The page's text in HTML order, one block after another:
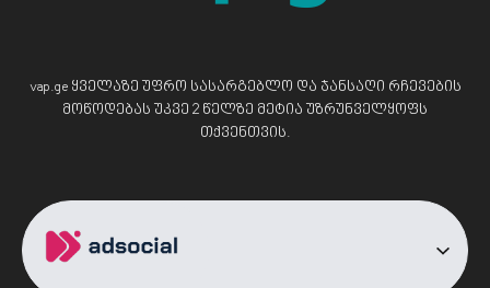
vap.ge ყველაზე უფრო სასარგებლო და ჯანსაღი რჩევების
მოწოდებას უკვე 2 წელზე მეტია უზრუნველყოფს
თქვენთვის.